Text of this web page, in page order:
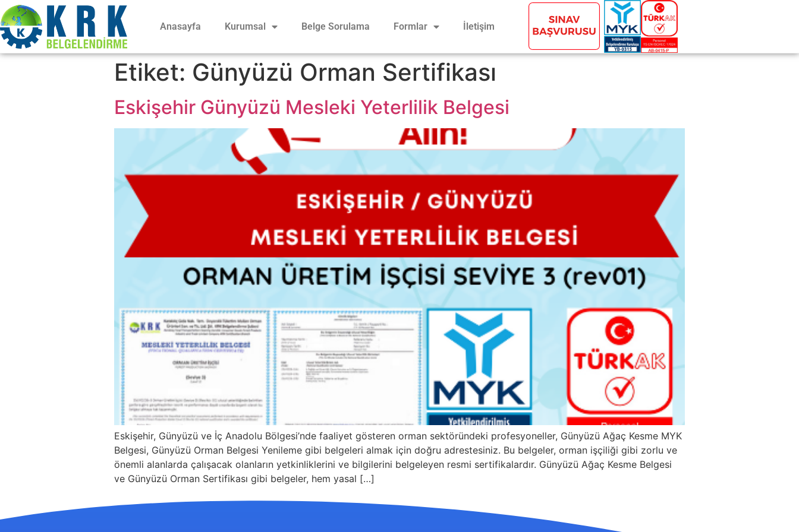
Anasayfa Kurumsal Belge Sorulama Formlar İletişim
Etiket: Günyüzü Orman Sertifikası
Eskişehir Günyüzü Mesleki Yeterlilik Belgesi
Eskişehir, Günyüzü ve İç Anadolu Bölgesi’nde faaliyet gösteren orman sektöründeki profesyoneller, Günyüzü Ağaç Kesme MYK
Belgesi, Günyüzü Orman Belgesi Yenileme gibi belgeleri almak için doğru adrestesiniz. Bu belgeler, orman işçiliği gibi zorlu ve
önemli alanlarda çalışacak olanların yetkinliklerini ve bilgilerini belgeleyen resmi sertifikalardır. Günyüzü Ağaç Kesme Belgesi
ve Günyüzü Orman Sertifikası gibi belgeler, hem yasal […]